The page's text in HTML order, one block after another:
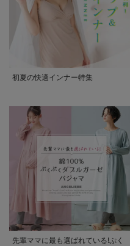
初夏の快適インナー特集
先輩ママに最も選ばれている!ぷく